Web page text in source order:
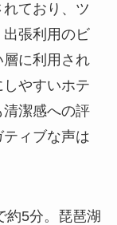
ており、ツ
張利用のビ
に利用され
やすいホテ
潔感への評
ィブな声は
約5分。琵琶湖